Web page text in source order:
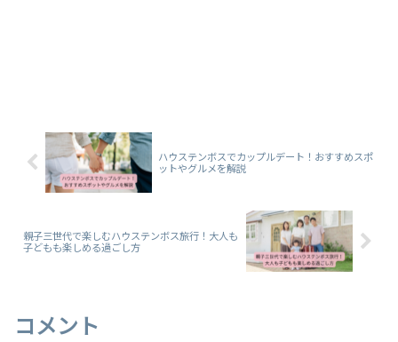
ハウステンボスでカップルデート！おすすめスポ
ットやグルメを解説
親子三世代で楽しむハウステンボス旅行！大人も
子どもも楽しめる過ごし方
コメント